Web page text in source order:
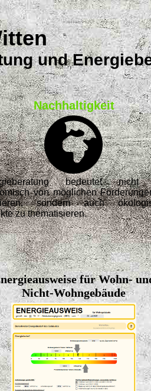
und
Nachhaltigkeit
bedeutet nicht
von möglichen
sondern auch
zu thematisieren.
für Wohn-
Nicht-Wohngebäude